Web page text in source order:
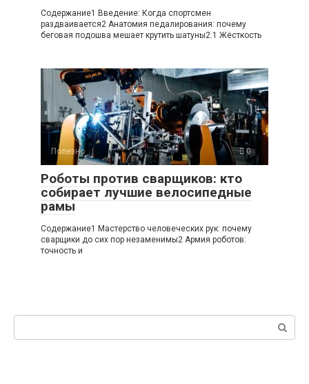
Содержание1 Введение: Когда спортсмен
раздваивается2 Анатомия педалирования: почему
беговая подошва мешает крутить шатуны2.1 Жёсткость
Полезно 0
Роботы против сварщиков: кто
собирает лучшие велосипедные
рамы
Содержание1 Мастерство человеческих рук: почему
сварщики до сих пор незаменимы2 Армия роботов:
точность и